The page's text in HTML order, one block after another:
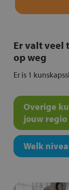
Er valt veel
op weg
Er is 1
Overige
jouw regio
Welk